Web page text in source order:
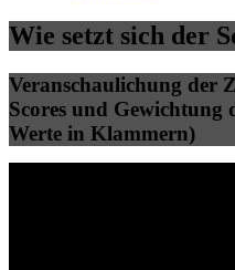
Wie setzt sich der
Veranschaulichung der
Scores und
Werte in Klammern)